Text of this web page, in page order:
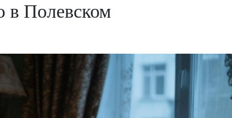
в Полевском